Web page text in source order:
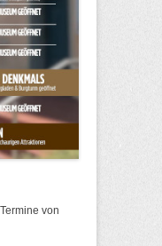
von